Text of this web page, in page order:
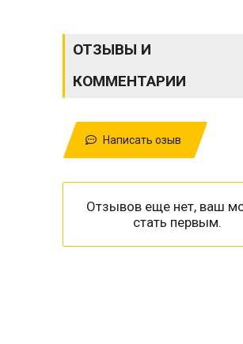
ОТЗЫВЫ И
КОММЕНТАРИИ
Написать озыв
Отзывов еще нет, ваш
стать первым.